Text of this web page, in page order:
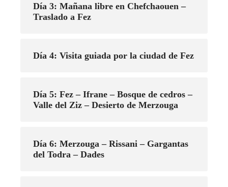
Día 3: Mañana libre en Chefchaouen –
Traslado a Fez
Día 4: Visita guiada por la ciudad de Fez
Día 5: Fez – Ifrane – Bosque de cedros –
Valle del Ziz – Desierto de Merzouga
Día 6: Merzouga – Rissani – Gargantas
del Todra – Dades